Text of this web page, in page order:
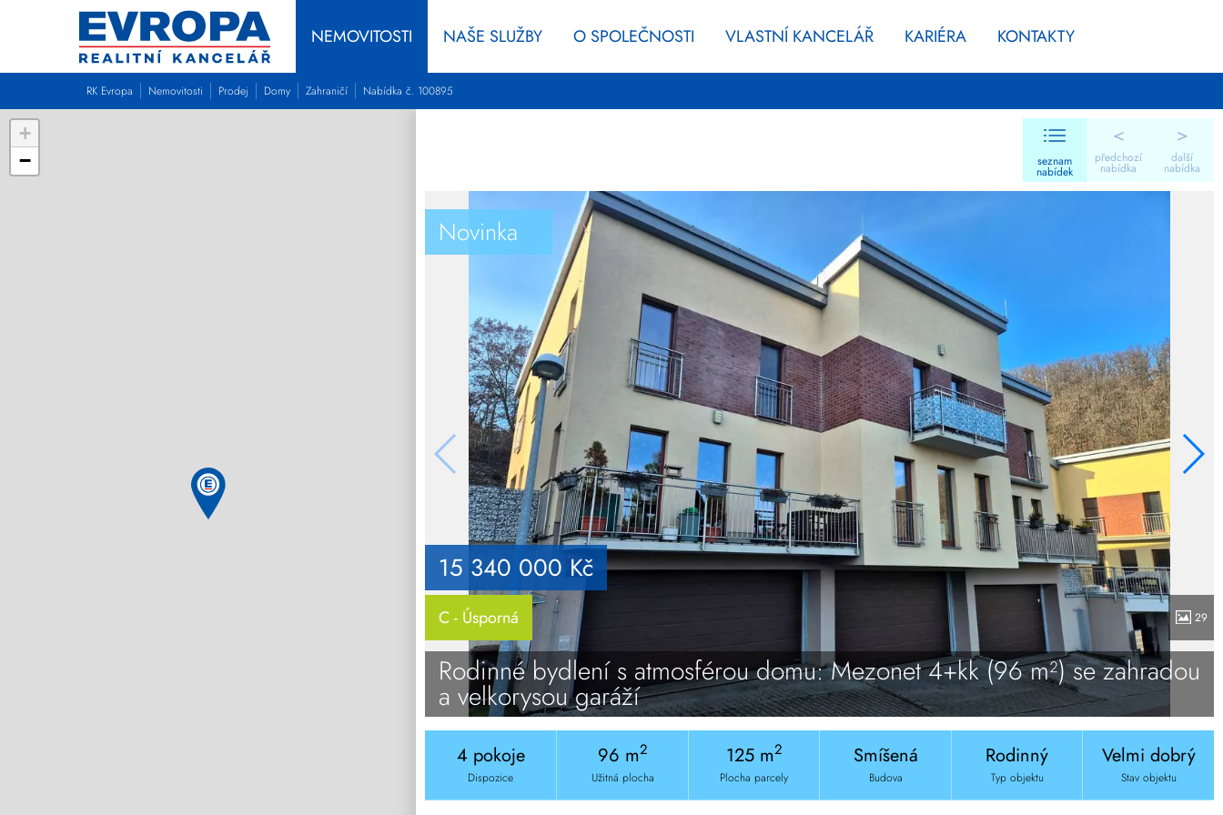
NEMOVITOSTI NAŠE SLUŽBY O SPOLEČNOSTI VLASTNÍ KANCELÁŘ KARIÉRA KONTAKTY
RK Evropa Nemovitosti Prodej Domy Zahraničí Nabídka č. 100895
+
−
<
předchozí
nabídka
seznam
nabídek
>
další
nabídka
Novinka
15 340 000 Kč
C - Úsporná 29
Rodinné bydlení s atmosférou domu: Mezonet 4+kk (96 m²) se zahradou
a velkorysou garáží
4 pokoje
Dispozice
96 m2
Užitná plocha
125 m2
Plocha parcely
Smíšená
Budova
Rodinný
Typ objektu
Velmi dobrý
Stav objektu